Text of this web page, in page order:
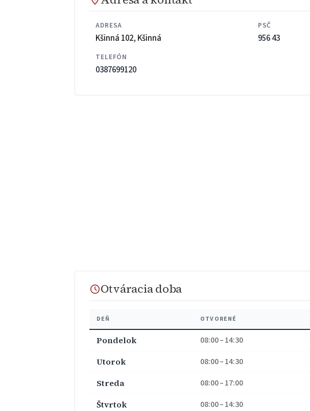
ADRESA
Kšinná 102, Kšinná
PSČ
956 43
TELEFÓN
0387699120
Otváracia doba
DEŇ OTVORENÉ
Pondelok 08:00 – 14:30
Utorok
08:00 – 14:30
Streda
08:00 – 17:00
Štvrtok
08:00 – 14:30